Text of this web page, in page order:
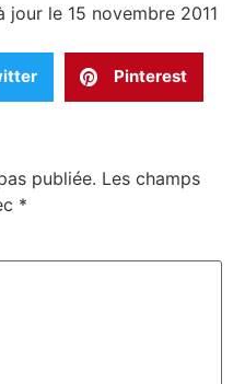
jour le 15 novembre 2011
Pinterest
publiée. Les champs
*